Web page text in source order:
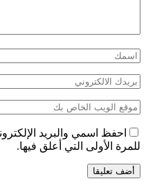
احفظ اسمي والبريد
للمرة الأولى التي أعلق فيها.